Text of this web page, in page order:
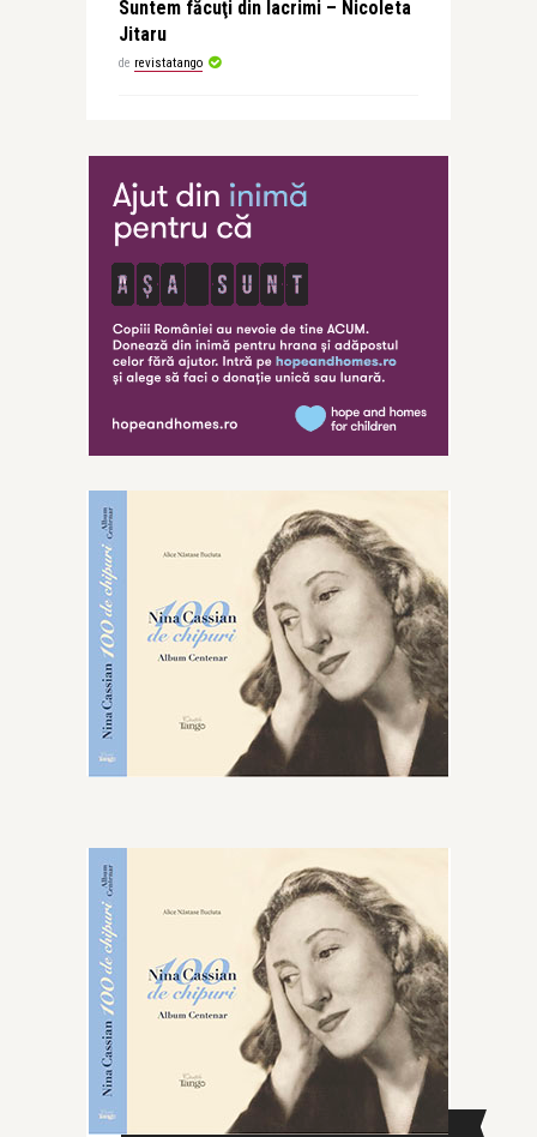
Suntem făcuţi din lacrimi – Nicoleta
Jitaru
de revistatango
CAUTĂ ÎN SITE